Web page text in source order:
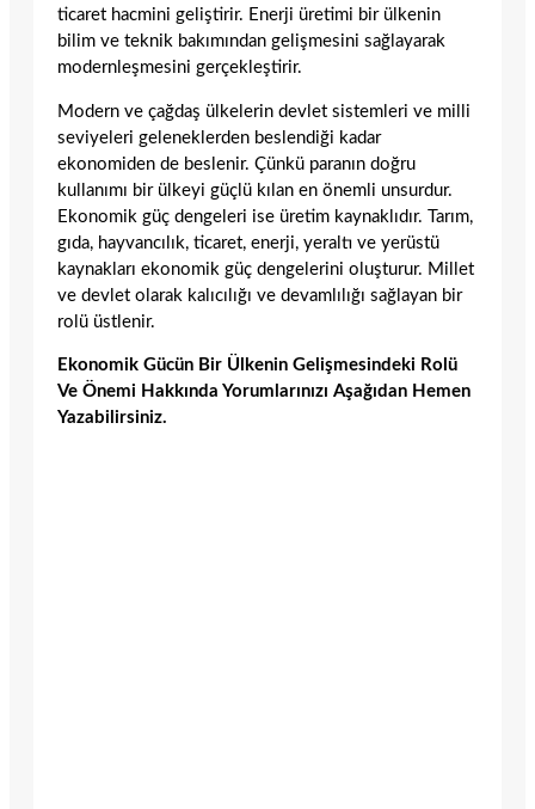
ticaret hacmini geliştirir. Enerji üretimi bir ülkenin
bilim ve teknik bakımından gelişmesini sağlayarak
modernleşmesini gerçekleştirir.
Modern ve çağdaş ülkelerin devlet sistemleri ve milli
seviyeleri geleneklerden beslendiği kadar
ekonomiden de beslenir. Çünkü paranın doğru
kullanımı bir ülkeyi güçlü kılan en önemli unsurdur.
Ekonomik güç dengeleri ise üretim kaynaklıdır. Tarım,
gıda, hayvancılık, ticaret, enerji, yeraltı ve yerüstü
kaynakları ekonomik güç dengelerini oluşturur. Millet
ve devlet olarak kalıcılığı ve devamlılığı sağlayan bir
rolü üstlenir.
Ekonomik Gücün Bir Ülkenin Gelişmesindeki Rolü
Ve Önemi Hakkında Yorumlarınızı Aşağıdan Hemen
Yazabilirsiniz.